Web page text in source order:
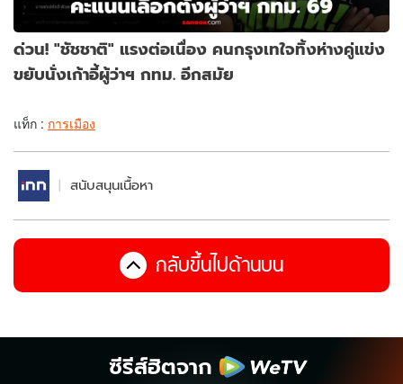
ด่วน! "ชัชชาติ" แรงต่อเนื่อง คนกรุงเทใจทิ้งห่างคู่แข่ง
ขยับนั่งเก้าอี้ผู้ว่าฯ กทม. อีกสมัย
แท็ก : การเมือง
สนับสนุนเนื้อหา
กลับขึ้นไปด้านบน
ซีรีส์ฮิตจาก